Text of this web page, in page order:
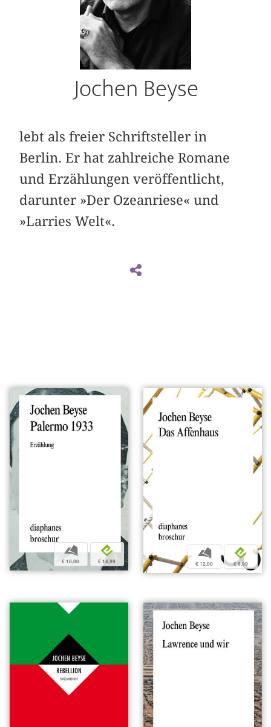
Jochen Beyse
lebt als freier Schriftsteller in
Berlin. Er hat zahlreiche Romane
und Erzählungen veröffentlicht,
darunter »Der Ozeanriese« und
»Larries Welt«.
b
€ 18,00
e
€ 14,99
b
€ 12,00
e
€ 9,99